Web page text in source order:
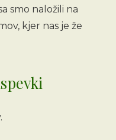
smo naložili na
kjer nas je že